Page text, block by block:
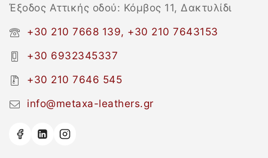
Έξοδος Αττικής οδού: Κόμβος 11, Δακτυλίδι
+30 210 7668 139, +30 210 7643153
+30 6932345337
+30 210 7646 545
info@metaxa-leathers.gr